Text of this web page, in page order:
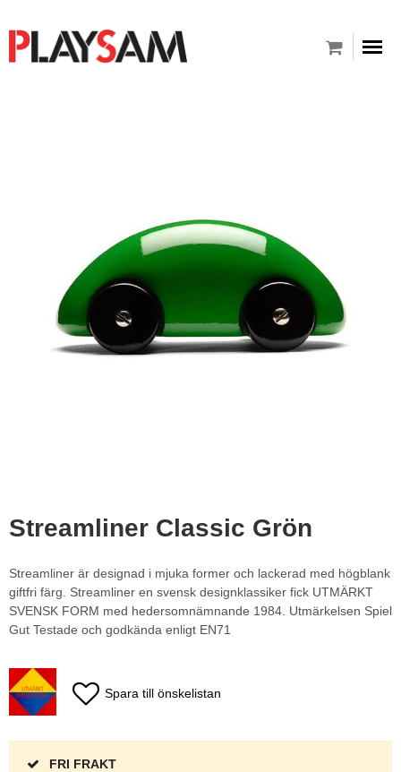
Streamliner Classic Grön
Streamliner är designad i mjuka former och lackerad med högblank
giftfri färg. Streamliner en svensk designklassiker fick UTMÄRKT
SVENSK FORM med hedersomnämnande 1984. Utmärkelsen Spiel
Gut Testade och godkända enligt EN71
Spara till önskelistan
FRI FRAKT